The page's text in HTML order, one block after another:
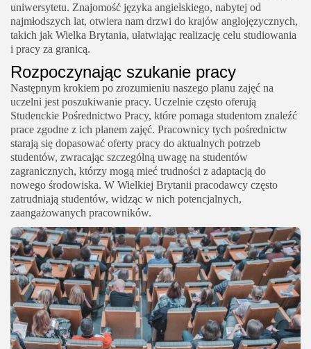
uniwersytetu. Znajomość języka angielskiego, nabytej od
najmłodszych lat, otwiera nam drzwi do krajów anglojęzycznych,
takich jak Wielka Brytania, ułatwiając realizację celu studiowania
i pracy za granicą.
Rozpoczynając szukanie pracy
Następnym krokiem po zrozumieniu naszego planu zajęć na
uczelni jest poszukiwanie pracy. Uczelnie często oferują
Studenckie Pośrednictwo Pracy, które pomaga studentom znaleźć
prace zgodne z ich planem zajęć. Pracownicy tych pośrednictw
starają się dopasować oferty pracy do aktualnych potrzeb
studentów, zwracając szczególną uwagę na studentów
zagranicznych, którzy mogą mieć trudności z adaptacją do
nowego środowiska. W Wielkiej Brytanii pracodawcy często
zatrudniają studentów, widząc w nich potencjalnych,
zaangażowanych pracowników.